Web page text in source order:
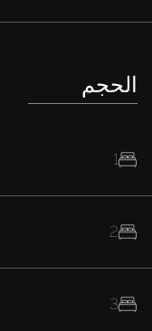
الحجم
1
2
3